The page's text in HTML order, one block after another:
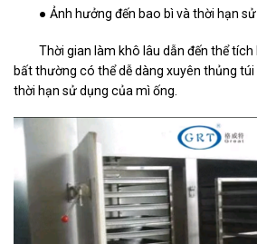
● Ảnh hưởng đến bao bì và thời hạn sử
Thời gian làm khô lâu dẫn đến thể tích
bất thường có thể dễ dàng xuyên thủng
thời hạn sử dụng của mì ống.